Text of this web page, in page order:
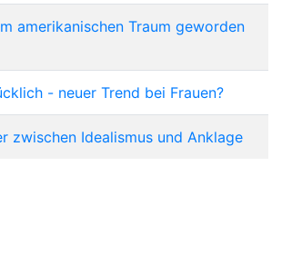
amerikanischen Traum geworden
- neuer Trend bei Frauen?
zwischen Idealismus und Anklage